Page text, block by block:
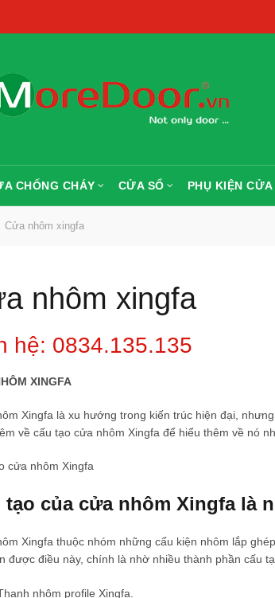
CHỐNG CHÁY CỬA SỔ PHỤ KIỆN CỬA
Cửa nhôm xingfa
nhôm xingfa
hệ: 0834.135.135
XINGFA
Xingfa là xu hướng trong kiến trúc hiện đại,
về cấu tạo cửa nhôm Xingfa để hiểu thêm về nó
cửa nhôm Xingfa
tạo của cửa nhôm Xingfa là
Xingfa thuộc nhóm những cấu kiện nhôm lắp
được điều này, chính là nhờ nhiều thành phần cấu
nhôm profile Xingfa.